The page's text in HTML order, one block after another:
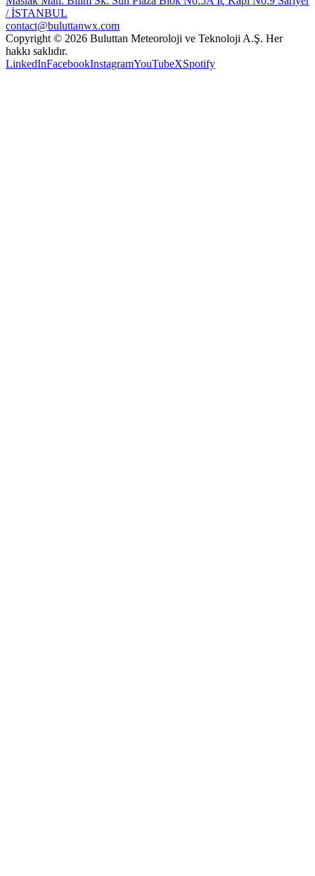
/ İSTANBUL
contact@buluttanwx.com
Copyright © 2026 Buluttan Meteoroloji ve Teknoloji A.Ş. Her
hakkı saklıdır.
LinkedInFacebookInstagramYouTubeXSpotify